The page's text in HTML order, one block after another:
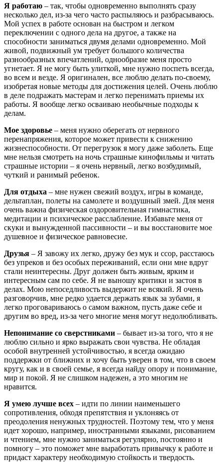
Я работаю – так, чтобы одновременно выполнять сразу
несколько дел, из-за чего часто распыляюсь и разбрасываюсь.
Мой успех в работе основан на быстром и легком
переключении с одного дела на другое, а также на
способности заниматься двумя делами одновременно. Мой
живой, подвижный ум требует большого количества
разнообразных впечатлений, однообразие меня просто
угнетает. Я не могу быть улиткой, мне нужно поспеть всегда,
во всем и везде. Я оригинален, все люблю делать по-своему,
изобретая новые методы для достижения целей. Очень люблю
в деле подражать мастерам и легко перенимать приемы их
работы. Я вообще легко осваиваю необычные подходы к
делам.
Мое здоровье – меня нужно оберегать от нервного
перенапряжения, которое может привести к снижению
жизнеспособности. От перегрузок я могу даже заболеть. Еще
мне нельзя смотреть на ночь страшные кинофильмы и читать
страшные истории – я очень нервный, легко возбудимый,
чуткий и ранимый ребенок.
Для отдыха – мне нужен свежий воздух, игры в команде,
дельтаплан, полеты на самолете и воздушный змей. Для меня
очень важна физическая оздоровительная гимнастика,
медитации и психическое расслабление. Избавьте меня от
скуки и вынужденной пассивности – и вы восстановите мое
душевное и физическое равновесие.
Друзья – Я завожу их легко, дружу без мук и ссор, расстаюсь
без упреков и без особых переживаний, если они мне вдруг
стали неинтересны. Друг должен быть живым, ярким и
интересным сам по себе. Я не выношу критики и застоя в
делах. Мою непоседливость выдержит не всякий. Я очень
разговорчив, мне редко удается держать язык за зубами, я
легко проговариваюсь о самом важном, пусть даже себе и
другим во вред, из-за чего многие меня могут недолюбливать.
Непонимание со сверстниками – бывает из-за того, что я не
люблю сильно и ярко выражать свои чувства. Не обладая
особой внутренней устойчивостью, я всегда ожидаю
поддержки от ближних и хочу быть уверен в том, что в своем
кругу, как и в своей семье, я всегда найду опору и понимание,
мир и покой. Я не слишком надежен, а это многим не
нравится.
Я умею лучше всех – идти по линии наименьшего
сопротивления, обходя препятствия и уклоняясь от
преодоления ненужных трудностей. Поэтому тем, что у меня
идет хорошо, например, иностранными языками, рисованием
и чтением, мне нужно заниматься регулярно, постоянно и
помногу – это поможет мне выработать привычку к работе и
придаст характеру необходимую стойкость и твердость.